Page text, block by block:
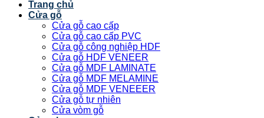
Trang chủ
Cửa gỗ
Cửa gỗ cao cấp
Cửa gỗ cao cấp PVC
Cửa gỗ công nghiệp HDF
Cửa gỗ HDF VENEER
Cửa gỗ MDF LAMINATE
Cửa gỗ MDF MELAMINE
Cửa gỗ MDF VENEEER
Cửa gỗ tự nhiên
Cửa vòm gỗ